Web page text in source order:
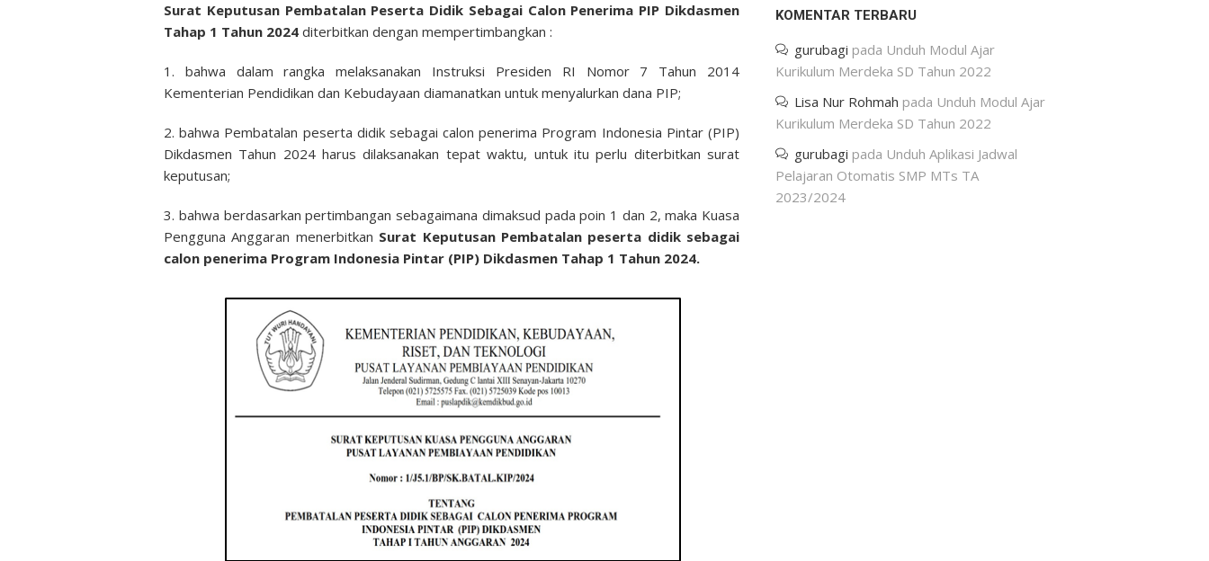
Surat Keputusan Pembatalan Peserta Didik Sebagai Calon Penerima PIP Dikdasmen
Tahap 1 Tahun 2024 diterbitkan dengan mempertimbangkan :
1. bahwa dalam rangka melaksanakan Instruksi Presiden RI Nomor 7 Tahun 2014
Kementerian Pendidikan dan Kebudayaan diamanatkan untuk menyalurkan dana PIP;
2. bahwa Pembatalan peserta didik sebagai calon penerima Program Indonesia Pintar (PIP)
Dikdasmen Tahun 2024 harus dilaksanakan tepat waktu, untuk itu perlu diterbitkan surat
keputusan;
3. bahwa berdasarkan pertimbangan sebagaimana dimaksud pada poin 1 dan 2, maka Kuasa
Pengguna Anggaran menerbitkan Surat Keputusan Pembatalan peserta didik sebagai
calon penerima Program Indonesia Pintar (PIP) Dikdasmen Tahap 1 Tahun 2024.
KOMENTAR TERBARU
gurubagi pada Unduh Modul Ajar
Kurikulum Merdeka SD Tahun 2022
Lisa Nur Rohmah pada Unduh Modul Ajar
Kurikulum Merdeka SD Tahun 2022
gurubagi pada Unduh Aplikasi Jadwal
Pelajaran Otomatis SMP MTs TA
2023/2024